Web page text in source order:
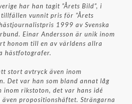
har han tagit ”Årets Bild”, i
vunnit pris för ”Årets
1999 av Svenska
Einar Andersson är unik inom
honom till en av världens allra
hästfotografer.
stort avtryck även inom
Det var han som bland annat låg
inom rikstoton, det var hans idé
propositionshäftet. Strängarna